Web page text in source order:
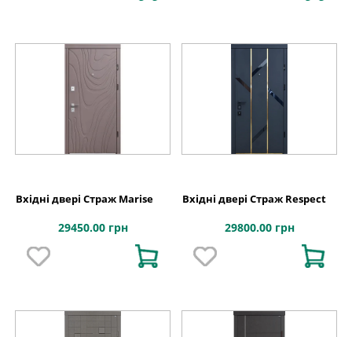
Вхідні двері Страж Marise
29450.00 грн
Вхідні двері Страж Respect
29800.00 грн